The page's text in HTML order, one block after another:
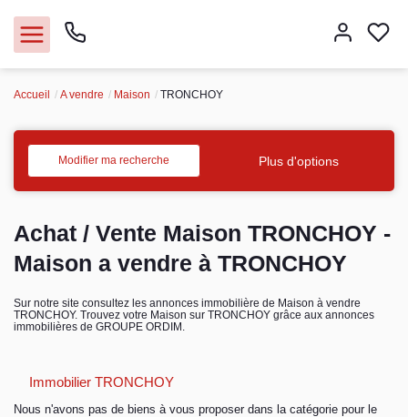
Acheter
Vendre
Immobilier pro
Syndic
Accueil A vendre Maison TRONCHOY
Modifier ma recherche Plus d'options
Achat / Vente Maison TRONCHOY -
Maison a vendre à TRONCHOY
Sur notre site consultez les annonces immobilière de Maison à vendre
TRONCHOY. Trouvez votre Maison sur TRONCHOY grâce aux annonces
immobilières de GROUPE ORDIM.
Immobilier TRONCHOY
Nous n'avons pas de biens à vous proposer dans la catégorie pour le